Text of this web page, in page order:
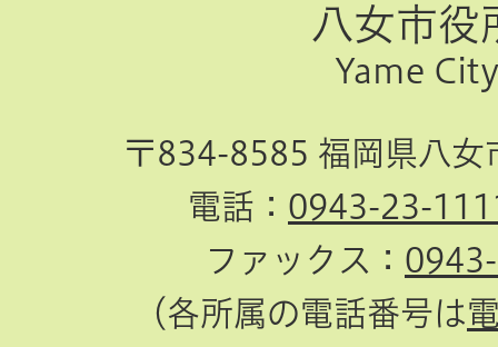
八女市役
Yame City
〒834-8585 福岡県八女
電話： 0943-23-
ファックス：
（各所属の電話番号は